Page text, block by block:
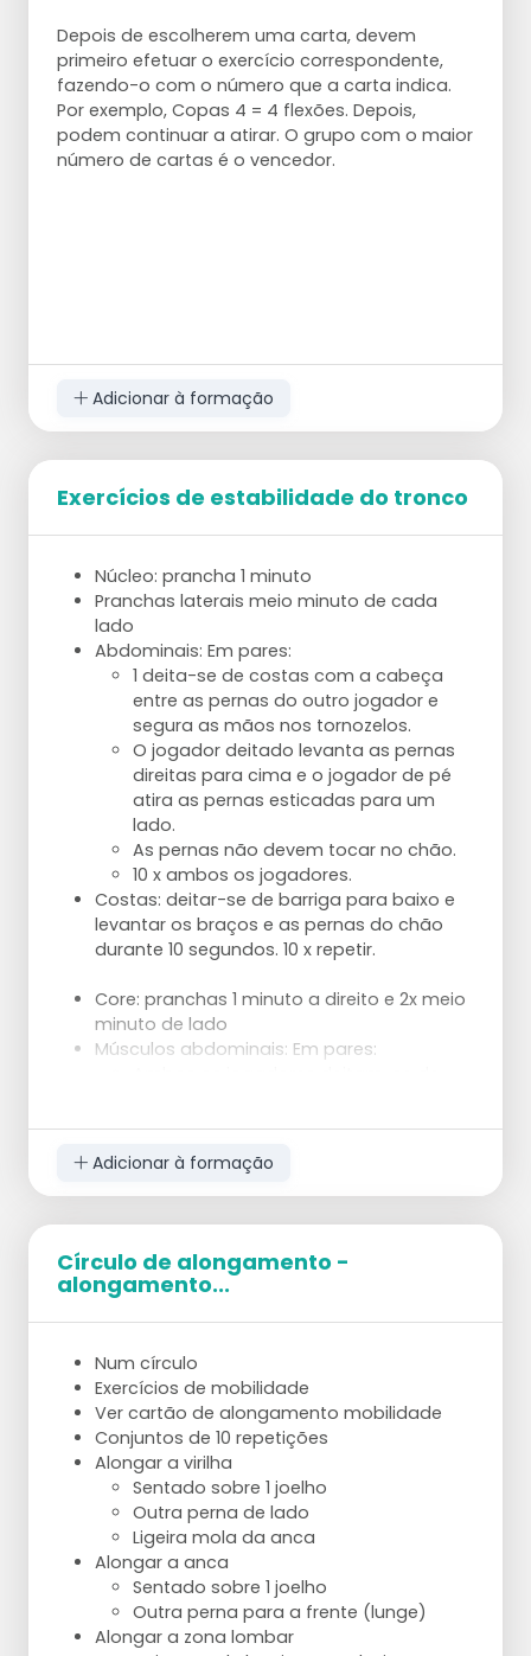
Depois de escolherem uma carta, devem
primeiro efetuar o exercício correspondente,
fazendo-o com o número que a carta indica.
Por exemplo, Copas 4 = 4 flexões. Depois,
podem continuar a atirar. O grupo com o maior
número de cartas é o vencedor.
Adicionar à formação
Exercícios de estabilidade do tronco
Núcleo: prancha 1 minuto
Pranchas laterais meio minuto de cada
lado
Abdominais: Em pares:
1 deita-se de costas com a cabeça
entre as pernas do outro jogador e
segura as mãos nos tornozelos.
O jogador deitado levanta as pernas
direitas para cima e o jogador de pé
atira as pernas esticadas para um
lado.
As pernas não devem tocar no chão.
10 x ambos os jogadores.
Costas: deitar-se de barriga para baixo e
levantar os braços e as pernas do chão
durante 10 segundos. 10 x repetir.
Core: pranchas 1 minuto a direito e 2x meio
minuto de lado
Músculos abdominais: Em pares:
com os pés virados um para o outro e
os pés sobrepostos.
As pernas esticadas devem estar fora
do chão e os pés devem fazer 10
círculos à volta um do outro no
sentido contrário ao dos ponteiros do
relógio e depois 10 círculos no sentido
dos ponteiros do relógio.
Costas: Super-Homem:
1 Braço e perna oposta são mantidos
no ar e esticados para a frente/para
trás durante 10 segundos.
Depois troque para o outro braço e
perna.
Repetir 10 vezes.
Adicionar à formação
Círculo de alongamento -
alongamento...
Num círculo
Exercícios de mobilidade
Ver cartão de alongamento mobilidade
Conjuntos de 10 repetições
Alongar a virilha
Sentado sobre 1 joelho
Outra perna de lado
Ligeira mola da anca
Alongar a anca
Sentado sobre 1 joelho
Outra perna para a frente (lunge)
Alongar a zona lombar